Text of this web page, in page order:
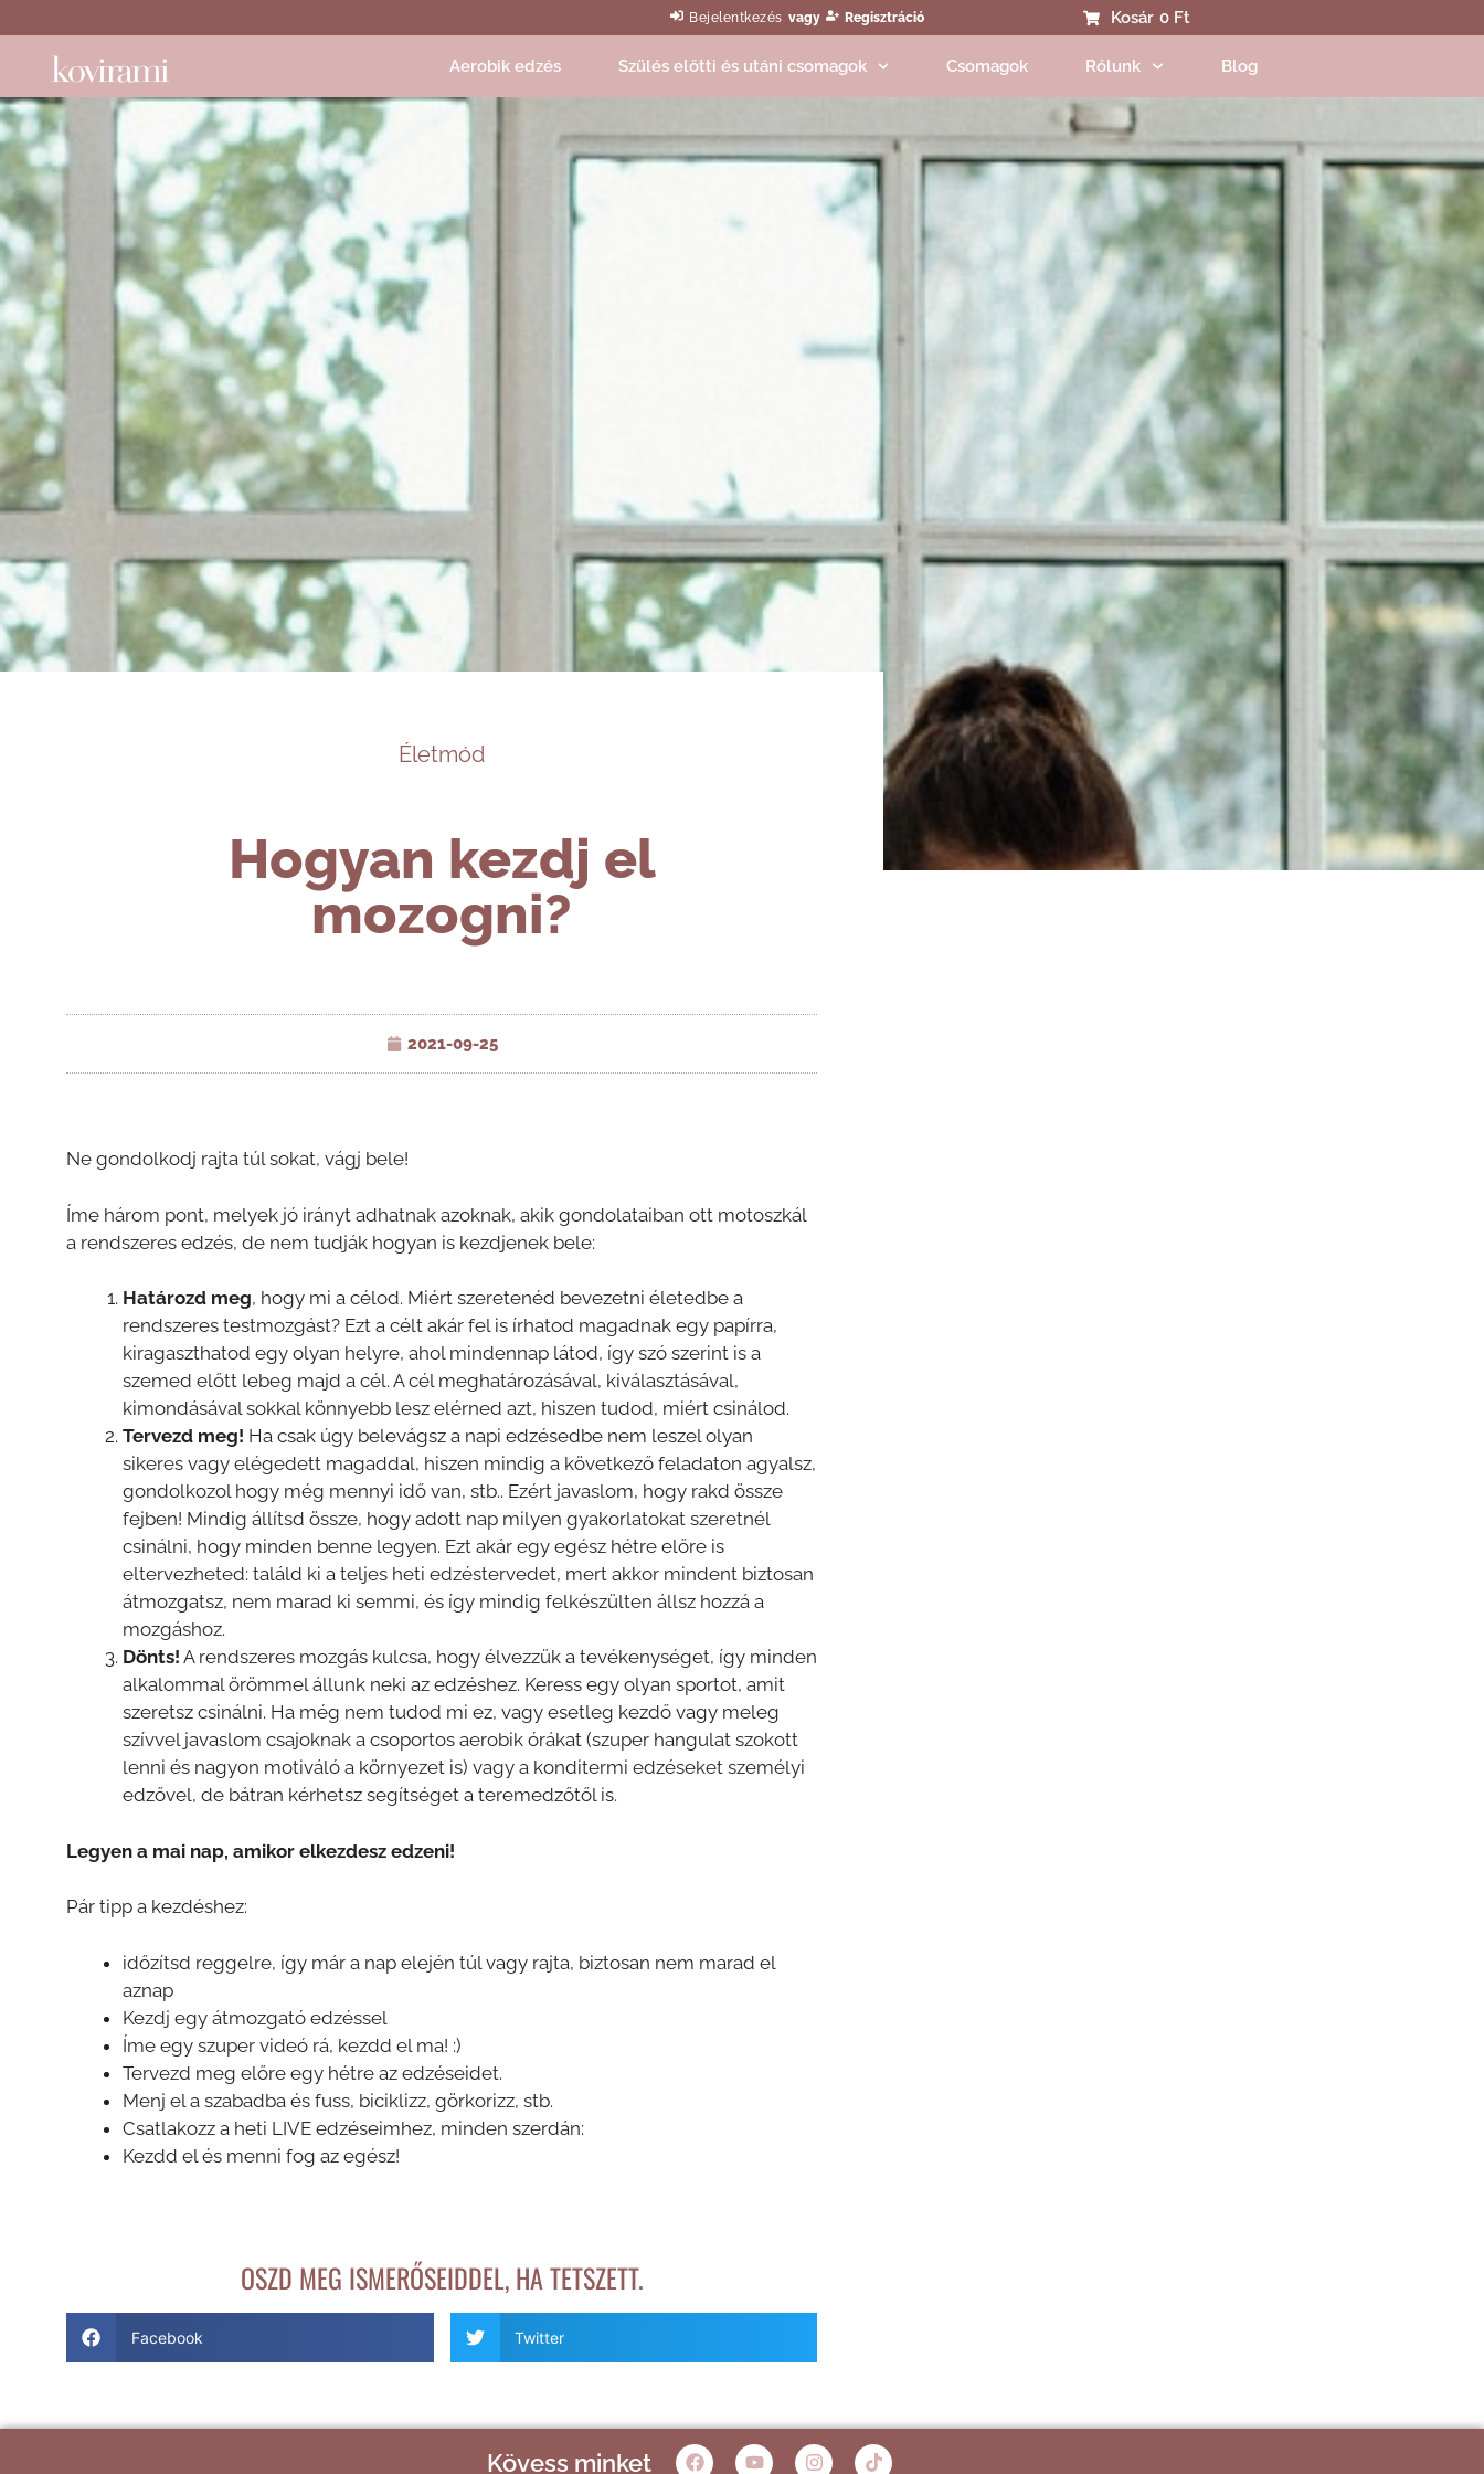
Bejelentkezés vagy Regisztráció Kosár 0 Ft
Aerobik edzés Szülés előtti és utáni csomagok Csomagok Rólunk Blog
Életmód
Hogyan kezdj el
mozogni?
2021-09-25
Ne gondolkodj rajta túl sokat, vágj bele!
Íme három pont, melyek jó irányt adhatnak azoknak, akik gondolataiban ott motoszkál
a rendszeres edzés, de nem tudják hogyan is kezdjenek bele:
Határozd meg, hogy mi a célod. Miért szeretenéd bevezetni életedbe a
rendszeres testmozgást? Ezt a célt akár fel is írhatod magadnak egy papírra,
kiragaszthatod egy olyan helyre, ahol mindennap látod, így szó szerint is a
szemed előtt lebeg majd a cél. A cél meghatározásával, kiválasztásával,
kimondásával sokkal könnyebb lesz elérned azt, hiszen tudod, miért csinálod.
Tervezd meg! Ha csak úgy belevágsz a napi edzésedbe nem leszel olyan
sikeres vagy elégedett magaddal, hiszen mindig a következő feladaton agyalsz,
gondolkozol hogy még mennyi idő van, stb.. Ezért javaslom, hogy rakd össze
fejben! Mindig állítsd össze, hogy adott nap milyen gyakorlatokat szeretnél
csinálni, hogy minden benne legyen. Ezt akár egy egész hétre előre is
eltervezheted: találd ki a teljes heti edzéstervedet, mert akkor mindent biztosan
átmozgatsz, nem marad ki semmi, és így mindig felkészülten állsz hozzá a
mozgáshoz.
Dönts! A rendszeres mozgás kulcsa, hogy élvezzük a tevékenységet, így minden
alkalommal örömmel állunk neki az edzéshez. Keress egy olyan sportot, amit
szeretsz csinálni. Ha még nem tudod mi ez, vagy esetleg kezdő vagy meleg
szívvel javaslom csajoknak a csoportos aerobik órákat (szuper hangulat szokott
lenni és nagyon motiváló a környezet is) vagy a konditermi edzéseket személyi
edzővel, de bátran kérhetsz segítséget a teremedzőtől is.
Legyen a mai nap, amikor elkezdesz edzeni!
Pár tipp a kezdéshez:
időzítsd reggelre, így már a nap elején túl vagy rajta, biztosan nem marad el
aznap
Kezdj egy átmozgató edzéssel
Íme egy szuper videó rá, kezdd el ma! :)
Tervezd meg előre egy hétre az edzéseidet.
Menj el a szabadba és fuss, biciklizz, görkorizz, stb.
Csatlakozz a heti LIVE edzéseimhez, minden szerdán:
Kezdd el és menni fog az egész!
OSZD MEG ISMERŐSEIDDEL, HA TETSZETT.
Facebook Twitter
Kövess minket